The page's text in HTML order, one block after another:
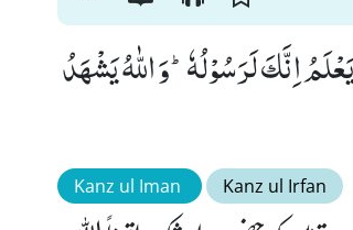
اِنَّكَ لَرَسُوْلُهٗؕ-وَ اللّٰهُ یَشْهَدُ
Kanz ul Iman Kanz ul Irfan